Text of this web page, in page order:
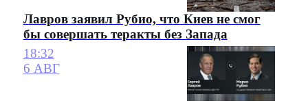
Лавров заявил Рубио, что Киев не смог
бы совершать теракты без Запада
18:32
6 АВГ